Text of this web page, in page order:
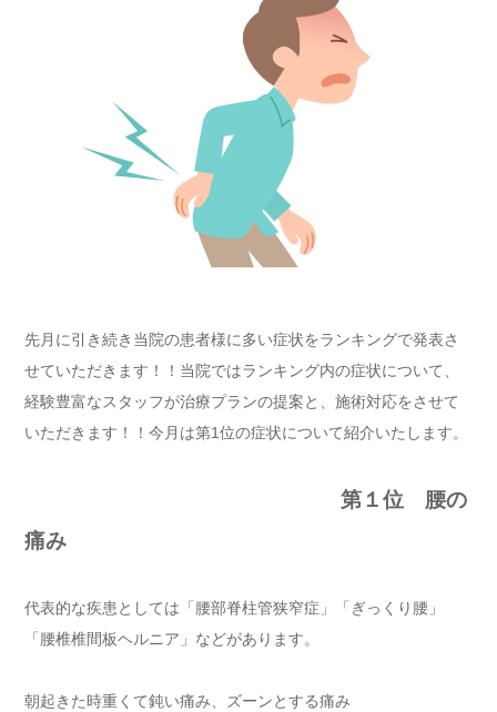
先月に引き続き当院の患者様に多い症状をランキングで発表さ
せていただきます！！当院ではランキング内の症状について、
経験豊富なスタッフが治療プランの提案と、施術対応をさせて
いただきます！！今月は第1位の症状について紹介いたします。
第１位 腰の
痛み
代表的な疾患としては「腰部脊柱管狭窄症」「ぎっくり腰」
「腰椎椎間板ヘルニア」などがあります。
朝起きた時重くて鈍い痛み、ズーンとする痛み